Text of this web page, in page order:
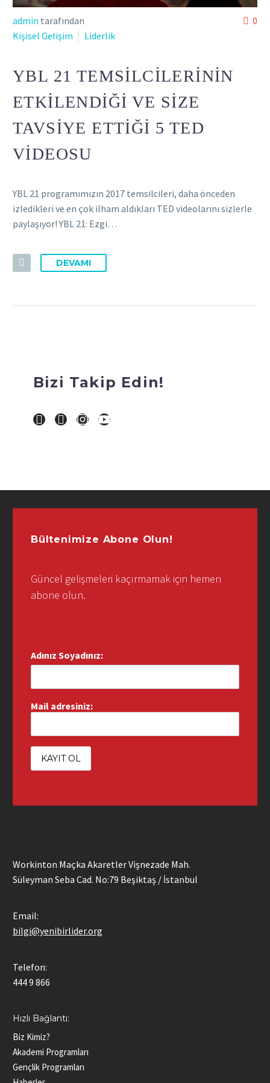
0
admin tarafından
Kişisel Gelişim
Liderlik
YBL 21 TEMSILCILERININ
ETKILENDIĞI VE SIZE
TAVSIYE ETTIĞI 5 TED
VIDEOSU
YBL 21 programımızın 2017 temsilcileri, daha önceden
izledikleri ve en çok ilham aldıkları TED videolarını sizlerle
paylaşıyor! YBL 21: Ezgi…
DEVAMI
Bizi Takip Edin!
Workinton Maçka Akaretler Vişnezade Mah.
Süleyman Seba Cad. No:79 Beşiktaş / İstanbul
Email:
bilgi@yenibirlider.org
Telefon:
444 9 866
Hızlı Bağlantı:
Biz Kimiz?
Akademi Programları
Gençlik Programları
Bültenimize Abone Olun!
Güncel gelişmeleri kaçırmamak için hemen
abone olun.
Adınız Soyadınız:
Mail adresiniz: